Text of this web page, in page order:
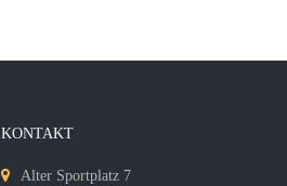
KONTAKT
Alter Sportplatz 7